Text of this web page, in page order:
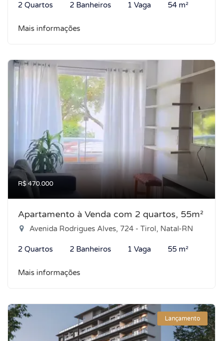
2 Quartos 2 Banheiros 1 Vaga 54 m²
Mais informações
R$ 470.000
Apartamento à Venda com 2 quartos, 55m²
Avenida Rodrigues Alves, 724 - Tirol, Natal-RN
2 Quartos 2 Banheiros 1 Vaga 55 m²
Mais informações
Lançamento